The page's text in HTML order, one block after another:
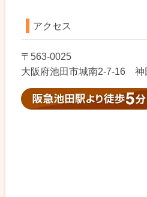
アクセス
〒563-0025
大阪府池田市城南2-7-16 神